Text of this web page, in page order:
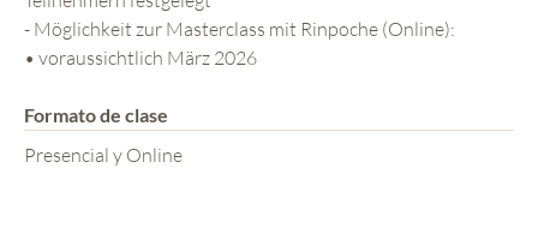
- Möglichkeit zur Masterclass mit Rinpoche (Online):
• voraussichtlich März 2026
Formato de clase
Presencial y Online